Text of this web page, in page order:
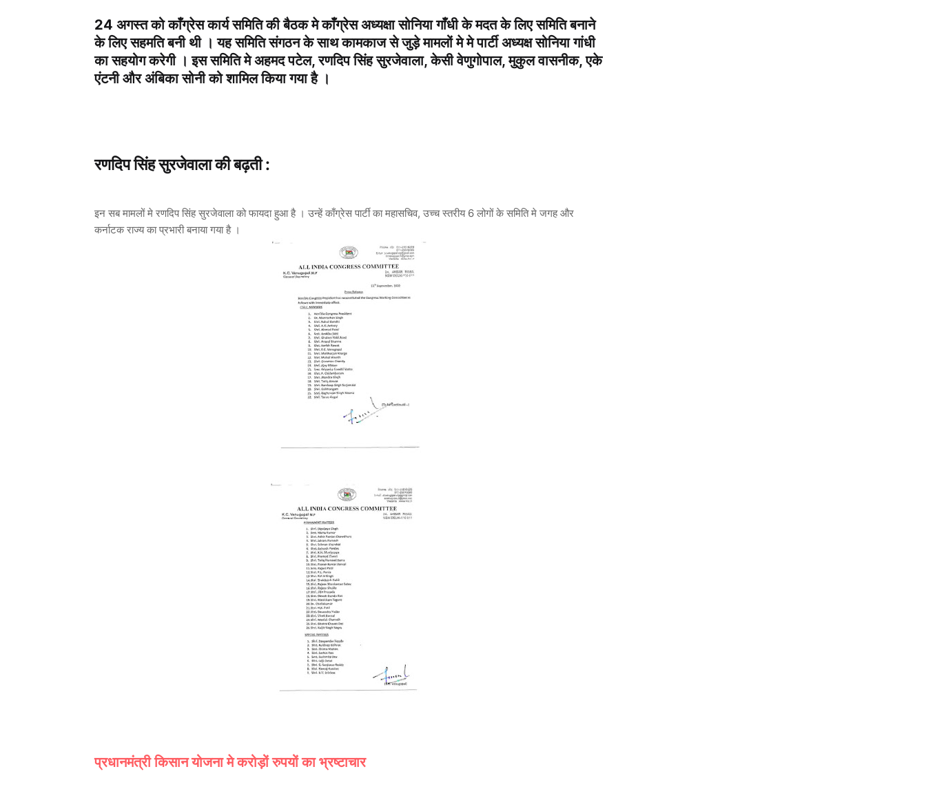
24 अगस्त को काँग्रेस कार्य समिति की बैठक मे काँग्रेस अध्यक्षा सोनिया गाँधी के मदत के लिए समिति बनाने
के लिए सहमति बनी थी । यह समिति संगठन के साथ कामकाज से जुड़े मामलों मे मे पार्टी अध्यक्ष सोनिया गांधी
का सहयोग करेगी । इस समिति मे अहमद पटेल, रणदिप सिंह सुरजेवाला, केसी वेणुगोपाल, मुकुल वासनीक, एके
एंटनी और अंबिका सोनी को शामिल किया गया है ।
रणदिप सिंह सुरजेवाला की बढ़ती :
इन सब मामलों मे रणदिप सिंह सुरजेवाला को फायदा हुआ है । उन्हें काँग्रेस पार्टी का महासचिव, उच्च स्तरीय 6 लोगों के समिति मे जगह और
कर्नाटक राज्य का प्रभारी बनाया गया है ।
प्रधानमंत्री किसान योजना मे करोड़ों रुपयों का भ्रष्टाचार